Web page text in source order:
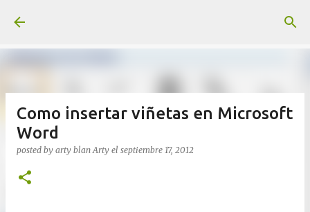
Como insertar viñetas en Microsoft
Word
posted by arty blanArty el septiembre 17, 2012